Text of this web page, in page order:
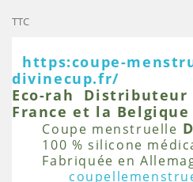
TTC
https:coupe-
divinecup.fr/
Eco-rah Distributeur
France et la Belgique
Coupe menstruelle
100 % silicone
Fabriquée